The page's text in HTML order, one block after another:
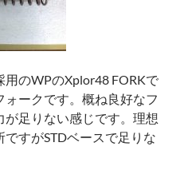
のWPのXplor48 FORKで
ークです。概ね良好なフ
が足りない感じです。理想
すがSTDベースで足りな